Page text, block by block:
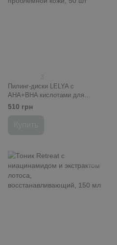
Пилинг-диски LELYA с
AHA+BHA кислотами для
проблемной кожи, 50 шт
510 грн